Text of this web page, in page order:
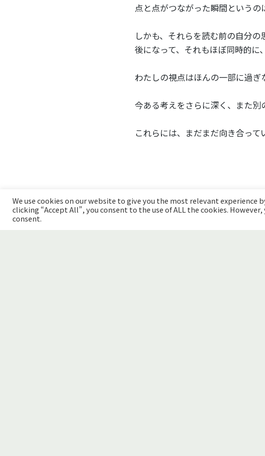
点と点がつながった瞬間というの
しかも、それらを読む前の自分の
後になって、それもほぼ同時的
わたしの視点はほんの一部に過ぎ
今ある考えをさらに深く、また
これらには、まだまだ向き合って
We use cookies on our website to give you the most relevant experience
clicking “Accept All”, you consent to the use of ALL the cookies.
consent.